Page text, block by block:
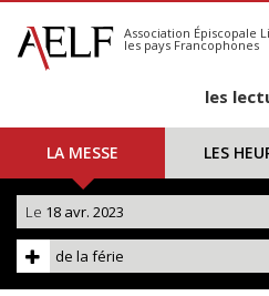
S'abonner
Calendrier
Association Épiscopale
les pays Francophones
les
LA MESSE LES
Le 18 avr. 2023
de la férie